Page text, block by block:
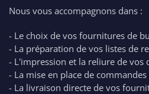
incliné
Nous vous accompagnons dans :
- Le choix de vos fournitures de
- La préparation de vos listes de
- L'impression et la reliure de vos
- La mise en place de
- La livraison directe de vos